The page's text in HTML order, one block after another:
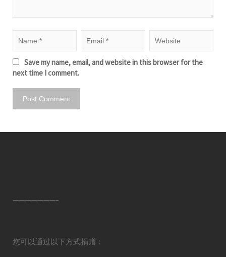
Save my name, email, and website in this browser for the
next time I comment.
———————–
您可以通过以下方式捐赠：